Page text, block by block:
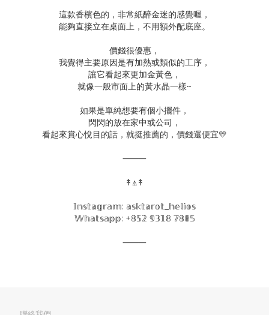
這款香檳色的，非常紙醉金迷的感覺喔，
能夠直接立在桌面上，不用額外配底座。
價錢很優惠，
我覺得主要原因是有加熱或類似的工序，
讓它看起來更加金黃色，
就像一般市面上的黃水晶一樣~
如果是單純想要有個小擺件，
閃閃的放在家中或公司，
看起來賞心悅目的話，就挺推薦的，價錢還便宜💛
⸻
↟⍋↟
𝕀𝕟𝕤𝕥𝕒𝕘𝕣𝕒𝕞: 𝕒𝕤𝕜𝕥𝕒𝕣𝕠𝕥_𝕙𝕖𝕝𝕚𝕠𝕤
𝕎𝕙𝕒𝕥𝕤𝕒𝕡𝕡: +𝟠𝟝𝟚 𝟡𝟛𝟙𝟠 𝟟𝟠𝟠𝟝
⸻